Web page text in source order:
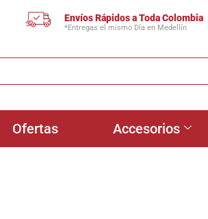
Envíos Rápidos a Toda Colombia
*Entregas el mismo Día en Medellín
Ofertas Accesorios